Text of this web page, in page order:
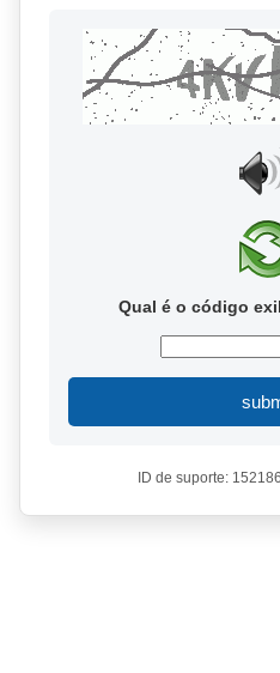
Qual é o código
ID de suporte: